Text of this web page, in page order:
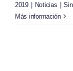
2019
Noticias
Más información